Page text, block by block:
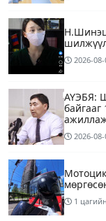
2026-
АҮЭБЯ:
байгааг
2026-
1